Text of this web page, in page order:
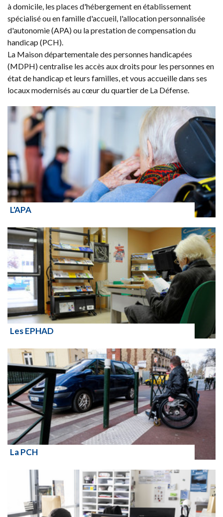
à domicile, les places d'hébergement en établissement
spécialisé ou en famille d'accueil, l'allocation personnalisée
d'autonomie (APA) ou la prestation de compensation du
handicap (PCH).
La Maison départementale des personnes handicapées
(MDPH) centralise les accès aux droits pour les personnes en
état de handicap et leurs familles, et vous accueille dans ses
locaux modernisés au cœur du quartier de La Défense.
L'APA
Les EPHAD
La PCH